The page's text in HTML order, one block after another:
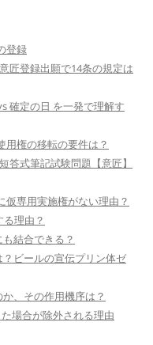
登録
匠登録出願で14条の規定は
確定の日 を一発で理解す
用権の移転の要件は？
答式筆記試験問題【意匠】
仮専用実施権がない理由？
理由？
結合できる？
ビールの宣伝プリン体ゼ
、その作用機序は？
場合が除外される理由